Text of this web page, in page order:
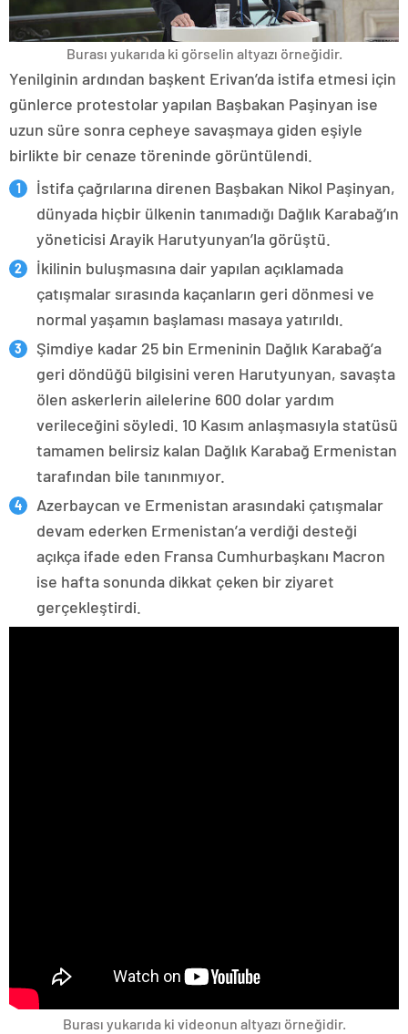
Burası yukarıda ki görselin altyazı örneğidir.
Yenilginin ardından başkent Erivan’da istifa etmesi için
günlerce protestolar yapılan Başbakan Paşinyan ise
uzun süre sonra cepheye savaşmaya giden eşiyle
birlikte bir cenaze töreninde görüntülendi.
İstifa çağrılarına direnen Başbakan Nikol Paşinyan,
dünyada hiçbir ülkenin tanımadığı Dağlık Karabağ’ın
yöneticisi Arayik Harutyunyan’la görüştü.
İkilinin buluşmasına dair yapılan açıklamada
çatışmalar sırasında kaçanların geri dönmesi ve
normal yaşamın başlaması masaya yatırıldı.
Şimdiye kadar 25 bin Ermeninin Dağlık Karabağ’a
geri döndüğü bilgisini veren Harutyunyan, savaşta
ölen askerlerin ailelerine 600 dolar yardım
verileceğini söyledi. 10 Kasım anlaşmasıyla statüsü
tamamen belirsiz kalan Dağlık Karabağ Ermenistan
tarafından bile tanınmıyor.
Azerbaycan ve Ermenistan arasındaki çatışmalar
devam ederken Ermenistan’a verdiği desteği
açıkça ifade eden Fransa Cumhurbaşkanı Macron
ise hafta sonunda dikkat çeken bir ziyaret
gerçekleştirdi.
Burası yukarıda ki videonun altyazı örneğidir.